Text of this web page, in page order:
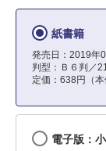
紙書籍
発売日：2019年
判型：Ｂ６判／
定価：638円（本
電子版：